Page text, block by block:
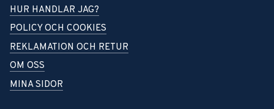
HUR HANDLAR JAG?
POLICY OCH COOKIES
REKLAMATION OCH RETUR
OM OSS
MINA SIDOR